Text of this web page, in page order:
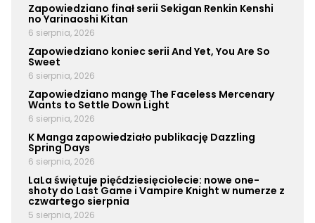
Zapowiedziano finał serii Sekigan Renkin Kenshi
no Yarinaoshi Kitan
6 sierpnia, 2026
Zapowiedziano koniec serii And Yet, You Are So
Sweet
6 sierpnia, 2026
Zapowiedziano mangę The Faceless Mercenary
Wants to Settle Down Light
6 sierpnia, 2026
K Manga zapowiedziało publikację Dazzling
Spring Days
6 sierpnia, 2026
LaLa świętuje pięćdziesięciolecie: nowe one-
shoty do Last Game i Vampire Knight w numerze z
czwartego sierpnia
5 sierpnia, 2026